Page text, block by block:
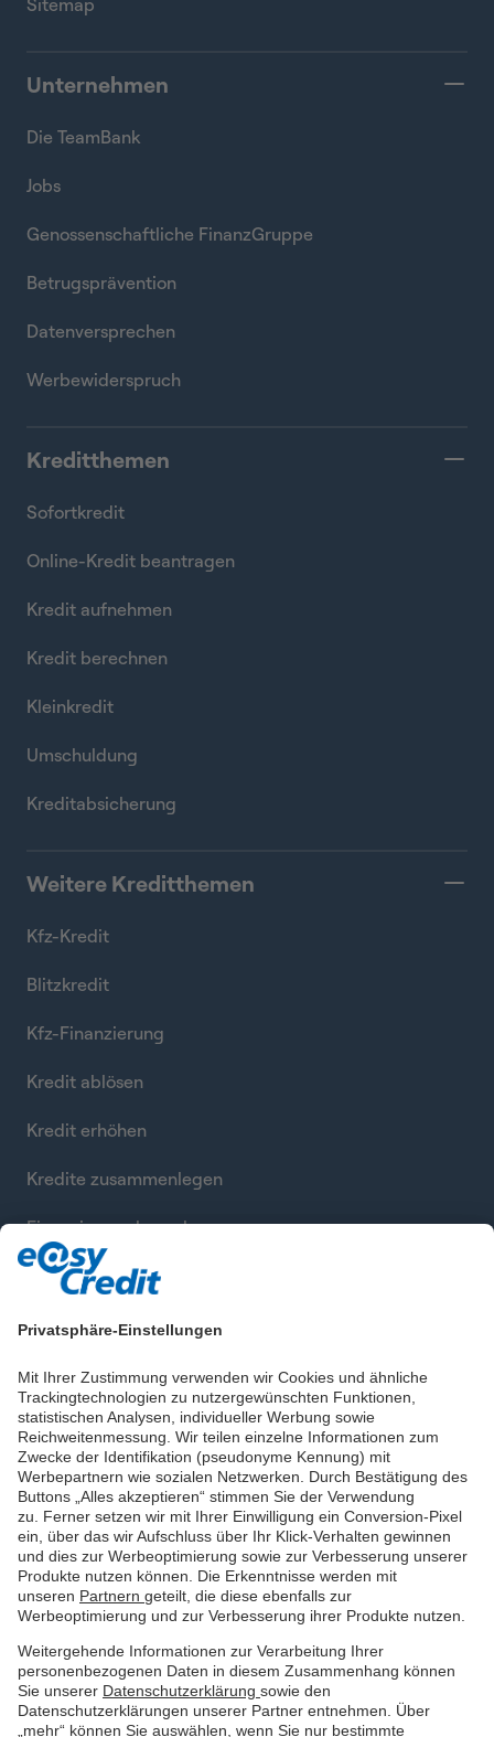
Privatsphäre-Einstellungen
Mit Ihrer Zustimmung verwenden wir Cookies und ähnliche
Trackingtechnologien zu nutzergewünschten Funktionen,
statistischen Analysen, individueller Werbung sowie
Reichweitenmessung. Wir teilen einzelne Informationen zum
Zwecke der Identifikation (pseudonyme Kennung) mit
Werbepartnern wie sozialen Netzwerken. Durch Bestätigung des
Buttons „Alles akzeptieren“ stimmen Sie der Verwendung
zu. Ferner setzen wir mit Ihrer Einwilligung ein Conversion-Pixel
ein, über das wir Aufschluss über Ihr Klick-Verhalten gewinnen
und dies zur Werbeoptimierung sowie zur Verbesserung unserer
Produkte nutzen können. Die Erkenntnisse werden mit
unseren Partnern geteilt, die diese ebenfalls zur
Werbeoptimierung und zur Verbesserung ihrer Produkte nutzen.
Weitergehende Informationen zur Verarbeitung Ihrer
personenbezogenen Daten in diesem Zusammenhang können
Sie unserer Datenschutzerklärung sowie den
Datenschutzerklärungen unserer Partner entnehmen. Über
„mehr“ können Sie auswählen, wenn Sie nur bestimmte
Sitemap
Unternehmen
Die TeamBank
Jobs
Genossenschaftliche FinanzGruppe
Betrugsprävention
Datenversprechen
Werbewiderspruch
Kreditthemen
Sofortkredit
Online-Kredit beantragen
Kredit aufnehmen
Kredit berechnen
Kleinkredit
Umschuldung
Kreditabsicherung
Weitere Kreditthemen
Kfz-Kredit
Blitzkredit
Kfz-Finanzierung
Kredit ablösen
Kredit erhöhen
Kredite zusammenlegen
Finanzierung berechnen